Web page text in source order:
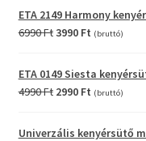
was:
2990 Ft.990 Ft.
ETA 2149 Harmony
6990FtOriginal
was:
6990 Ft.
3990 FtCurrent
is:
3990 Ft.
(bruttó)
ETA 0149 Siesta
4990Ft Original
was:
2990 FtCurrent
(bruttó)
Univerzális kenyérsütő